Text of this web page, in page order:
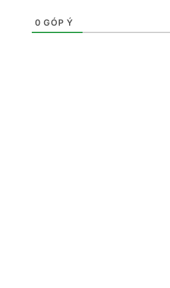
0 GÓP Ý